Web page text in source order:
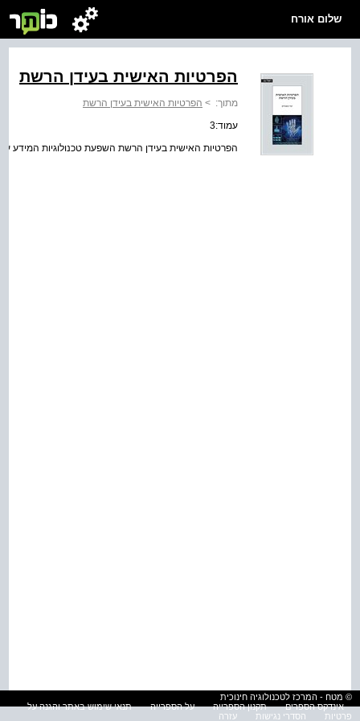
שלום אורח
הפרטיות האישית בעידן הרשת
מתוך: > הפרטיות האישית בעידן הרשת
עמוד:3
הפרטיות האישית בעידן הרשת השפעת טכנולוגיות המידע
© מטח - המרכז לטכנולוגיה חינוכית
אינדקס הספרים
תקנון הספרייה על הספרייה
תנאי שימוש באתר והגנה על
פרטיות
הסדרי נגישות עזרה